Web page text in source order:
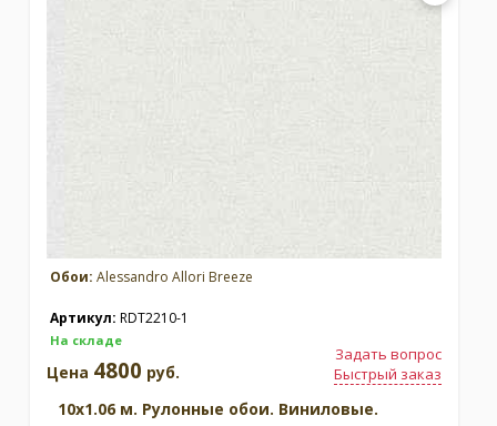
Обои: Alessandro Allori Breeze
Артикул: RDT2210-1
На складе
Задать вопрос
Быстрый заказ
Цена 4800 руб.
10x1.06 м. Рулонные обои. Виниловые.